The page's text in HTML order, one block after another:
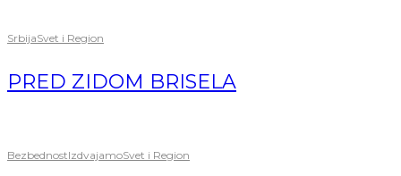
SrbijaSvet i Region
PRED ZIDOM BRISELA
BezbednostIzdvajamoSvet i Region